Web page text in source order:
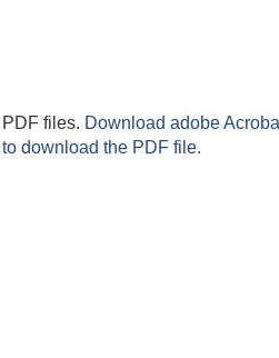
files. Download adobe
download the PDF file.